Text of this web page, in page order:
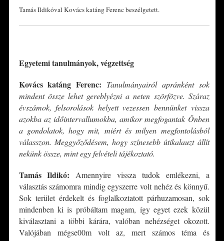
Tamás Ildikóval Kovács katáng Ferenc beszélgetett.
Egyetemi tanulmányok, végzettség
Kovács katáng Ferenc: Tanulmányairól apránként sok
mindent össze lehet gereblyézni a neten szörfözve. Száraz
évszámok, felsorolások helyett vezessen bennünket vissza
azokba az időintervallumokba, amikor megfogantak Önben
a gondolatok, hogy mit, miért és milyen megfontolásból
válasszon. Meggyőződésem, hogy színesebb útikalauzt állít
nekünk össze, mint egy felvételi tájékoztató.
Tamás Ildikó: Amennyire vissza tudok emlékezni, a
választás számomra mindig egyszerre volt nehéz és könnyű.
Sok terület érdekelt és foglalkoztatott párhuzamosan, sok
mindenben ki is próbáltam magam, így egyet ezek közül
kiválasztani a többi kárára, valóban nehézséget okozott.
Valójában mégse00m volt az, mert számos téma és